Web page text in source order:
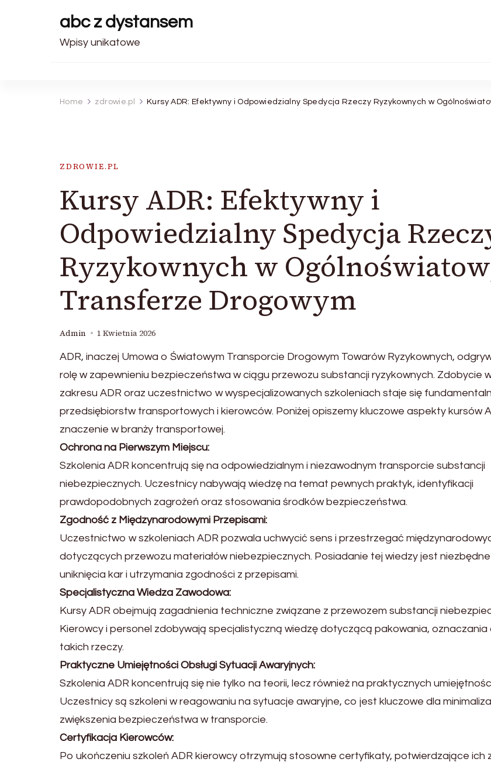
abc z dystansem
Wpisy unikatowe
Home zdrowie.pl Kursy ADR: Efektywny i Odpowiedzialny Spedycja Rzeczy Ryzykownych w
ZDROWIE.PL
Kursy ADR: Efektywny i
Odpowiedzialny Spedycja
Ryzykownych w
Transferze Drogowym
Admin 1 Kwietnia 2026
ADR, inaczej Umowa o Światowym Transporcie Drogowym Towarów Ryzykownych,
rolę w zapewnieniu bezpieczeństwa w ciągu przewozu substancji ryzykownych. Zdobycie
zakresu ADR oraz uczestnictwo w wyspecjalizowanych szkoleniach staje się
przedsiębiorstw transportowych i kierowców. Poniżej opiszemy kluczowe aspekty kursów
znaczenie w branży transportowej.
Ochrona na Pierwszym Miejscu:
Szkolenia ADR koncentrują się na odpowiedzialnym i niezawodnym transporcie substancji
niebezpiecznych. Uczestnicy nabywają wiedzę na temat pewnych praktyk, identyfikacji
prawdopodobnych zagrożeń oraz stosowania środków bezpieczeństwa.
Zgodność z Międzynarodowymi Przepisami:
Uczestnictwo w szkoleniach ADR pozwala uchwycić sens i przestrzegać
dotyczących przewozu materiałów niebezpiecznych. Posiadanie tej wiedzy jest
uniknięcia kar i utrzymania zgodności z przepisami.
Specjalistyczna Wiedza Zawodowa:
Kursy ADR obejmują zagadnienia techniczne związane z przewozem substancji
Kierowcy i personel zdobywają specjalistyczną wiedzę dotyczącą pakowania, oznaczania
takich rzeczy.
Praktyczne Umiejętności Obsługi Sytuacji Awaryjnych:
Szkolenia ADR koncentrują się nie tylko na teorii, lecz również na praktycznych
Uczestnicy są szkoleni w reagowaniu na sytuacje awaryjne, co jest kluczowe dla
zwiększenia bezpieczeństwa w transporcie.
Certyfikacja Kierowców:
Po ukończeniu szkoleń ADR kierowcy otrzymują stosowne certyfikaty, potwierdzające ich